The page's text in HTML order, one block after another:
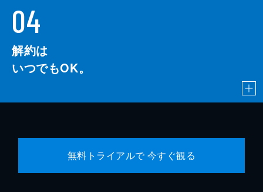
04
解約は
いつでもOK。
無料トライアルで 今すぐ観る